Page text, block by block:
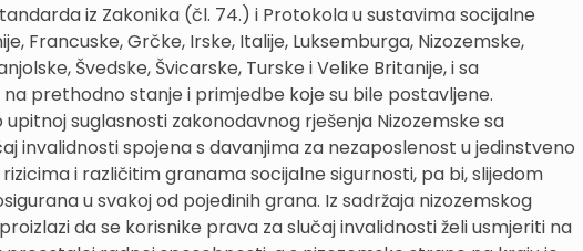
iz Zakonika (čl. 74.) i Protokola u sustavima socijalne
Francuske, Grčke, Irske, Italije, Luksemburga, Nizozemske,
Švedske, Švicarske, Turske i Velike Britanije, i sa
prethodno stanje i primjedbe koje su bile postavljene.
suglasnosti zakonodavnog rješenja Nizozemske sa
invalidnosti spojena s davanjima za nezaposlenost u jedinstveno
i različitim granama socijalne sigurnosti, pa bi, slijedom
u svakoj od pojedinih grana. Iz sadržaja nizozemskog
da se korisnike prava za slučaj invalidnosti želi usmjeriti na